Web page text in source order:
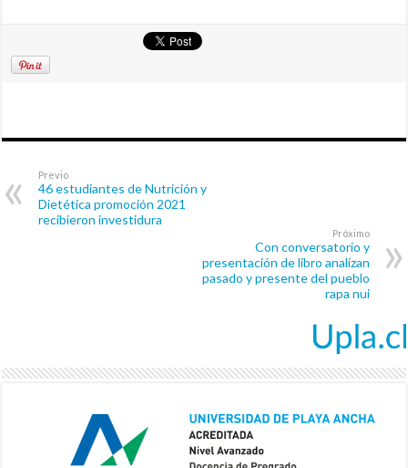
Previo
46 estudiantes de Nutrición y
Dietética promoción 2021
recibieron investidura
Próximo
Con conversatorio y
presentación de libro analizan
pasado y presente del pueblo
rapa nui